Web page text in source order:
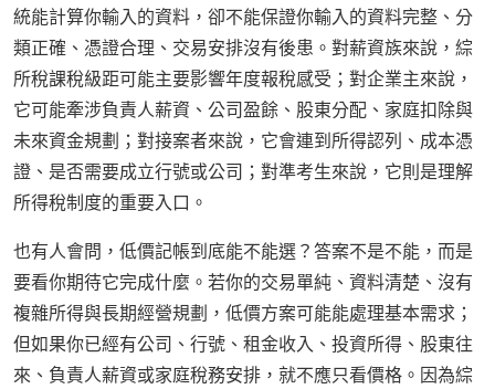
統能計算你輸入的資料，卻不能保證你輸入的資料完整、分
類正確、憑證合理、交易安排沒有後患。對薪資族來說，綜
所稅課稅級距可能主要影響年度報稅感受；對企業主來說，
它可能牽涉負責人薪資、公司盈餘、股東分配、家庭扣除與
未來資金規劃；對接案者來說，它會連到所得認列、成本憑
證、是否需要成立行號或公司；對準考生來說，它則是理解
所得稅制度的重要入口。
也有人會問，低價記帳到底能不能選？答案不是不能，而是
要看你期待它完成什麼。若你的交易單純、資料清楚、沒有
複雜所得與長期經營規劃，低價方案可能能處理基本需求；
但如果你已經有公司、行號、租金收入、投資所得、股東往
來、負責人薪資或家庭稅務安排，就不應只看價格。因為綜